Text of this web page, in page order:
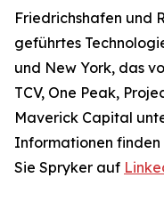
Friedrichshafen und
geführtes
und New York, das
TCV, One Peak,
Maverick Capital
Informationen finden
Sie Spryker auf